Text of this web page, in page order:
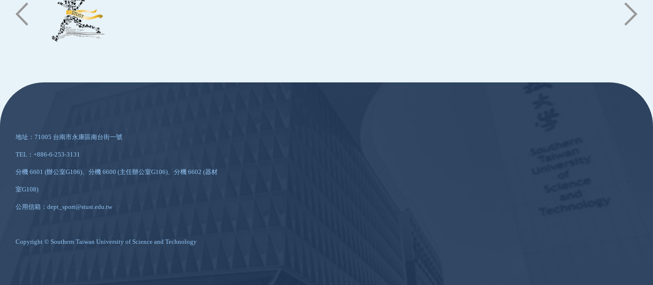
地址：71005 台南市永康區南台街一號
TEL：+886-6-253-3131
分機 6601 (辦公室G106)、分機 6600 (主任辦公室G106)、分機 6602 (器材
室G108)
公用信箱：dept_sport@stust.edu.tw
Copyright © Southern Taiwan University of Science and Technology